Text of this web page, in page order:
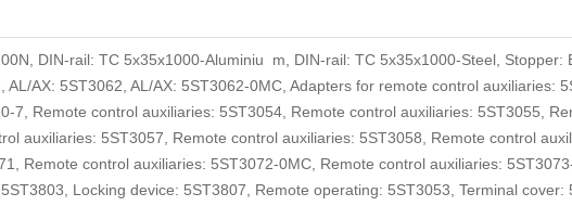
DIN-rail: TC 5x35x1000-Aluminiu m, DIN-rail: TC 5x35x1000-Steel, Stopper:
AL/AX: 5ST3062, AL/AX: 5ST3062-0MC, Adapters for remote control auxiliaries:
7, Remote control auxiliaries: 5ST3054, Remote control auxiliaries: 5ST3055,
auxiliaries: 5ST3057, Remote control auxiliaries: 5ST3058, Remote control
Remote control auxiliaries: 5ST3072-0MC, Remote control auxiliaries:
Locking device: 5ST3807, Remote operating: 5ST3053, Terminal cover: